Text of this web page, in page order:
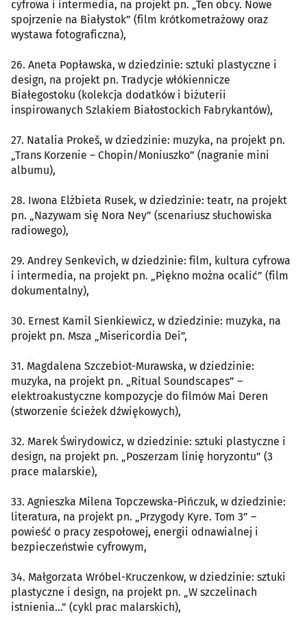
cyfrowa i intermedia, na projekt pn. „Ten obcy. Nowe
spojrzenie na Białystok” (film krótkometrażowy oraz
wystawa fotograficzna),
26. Aneta Popławska, w dziedzinie: sztuki plastyczne i
design, na projekt pn. Tradycje włókiennicze
Białegostoku (kolekcja dodatków i biżuterii
inspirowanych Szlakiem Białostockich Fabrykantów),
27. Natalia Prokeš, w dziedzinie: muzyka, na projekt pn.
„Trans Korzenie – Chopin/Moniuszko” (nagranie mini
albumu),
28. Iwona Elżbieta Rusek, w dziedzinie: teatr, na projekt
pn. „Nazywam się Nora Ney” (scenariusz słuchowiska
radiowego),
29. Andrey Senkevich, w dziedzinie: film, kultura cyfrowa
i intermedia, na projekt pn. „Piękno można ocalić” (film
dokumentalny),
30. Ernest Kamil Sienkiewicz, w dziedzinie: muzyka, na
projekt pn. Msza „Misericordia Dei”,
31. Magdalena Szczebiot-Murawska, w dziedzinie:
muzyka, na projekt pn. „Ritual Soundscapes” –
elektroakustyczne kompozycje do filmów Mai Deren
(stworzenie ścieżek dźwiękowych),
32. Marek Świrydowicz, w dziedzinie: sztuki plastyczne i
design, na projekt pn. „Poszerzam linię horyzontu” (3
prace malarskie),
33. Agnieszka Milena Topczewska-Pińczuk, w dziedzinie:
literatura, na projekt pn. „Przygody Kyre. Tom 3” –
powieść o pracy zespołowej, energii odnawialnej i
bezpieczeństwie cyfrowym,
34. Małgorzata Wróbel-Kruczenkow, w dziedzinie: sztuki
plastyczne i design, na projekt pn. „W szczelinach
istnienia…” (cykl prac malarskich),